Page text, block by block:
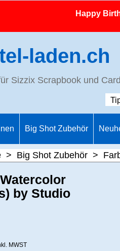
Happy
laden.ch
Sizzix Scrapbook und
Big Shot Zubehör
> Big Shot Zubehör >
by Studio
MWST